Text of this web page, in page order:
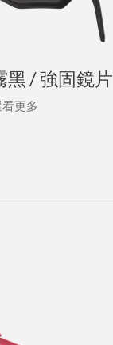
黑 / 強固鏡片
更多